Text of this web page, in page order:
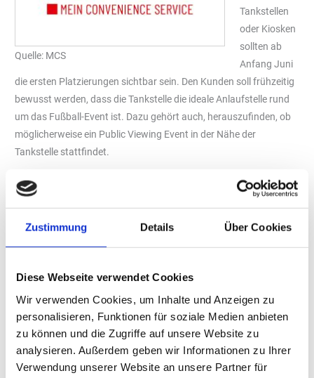
Zustimmung Details Über Cookies
Diese Webseite verwendet Cookies
Wir verwenden Cookies, um Inhalte und Anzeigen zu
personalisieren, Funktionen für soziale Medien anbieten
zu können und die Zugriffe auf unsere Website zu
analysieren. Außerdem geben wir Informationen zu Ihrer
Verwendung unserer Website an unsere Partner für
Quelle: MCS
Tankstellen
oder Kiosken
sollten ab
Anfang Juni
die ersten Platzierungen sichtbar sein. Den Kunden soll frühzeitig
bewusst werden, dass die Tankstelle die ideale Anlaufstelle rund
um das Fußball-Event ist. Dazu gehört auch, herauszufinden, ob
möglicherweise ein Public Viewing Event in der Nähe der
Tankstelle stattfindet.
Austragungsort, ist nicht nur mit deutlich mehr Kunden in
Stadionnähe zu rechnen. Häufig reisen gerade die ausländischen
Gäste früher an und bevölkern die Städte. Entsprechend sollte
neben der Ware in der Kühlung auch anderweitig Ware vorgekühlt
Produkte für Umsatz-Plus während der EM
Für ein starkes Umsatzplus während der
Fußballeuropameisterschaft 2024 können Shopbetreiber
verschiedene Produkte anbieten, die bei Fußballfans besonders
beliebt sind. Salzige Snacks wie Chips, Popcorn, Nüsse, und
andere Knabbereien sind ideal für das Fußballschauen zuhause